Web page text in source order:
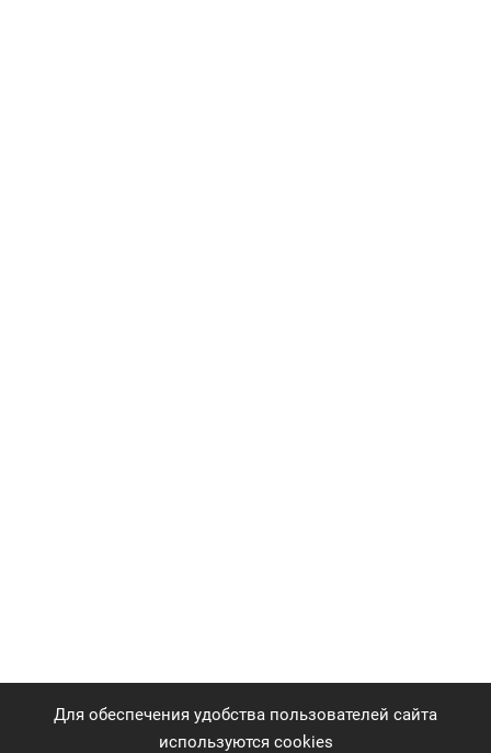
Для обеспечения удобства пользователей сайта
используются cookies